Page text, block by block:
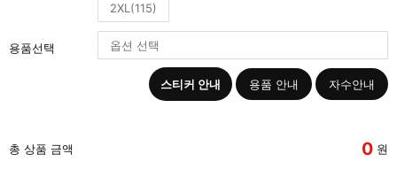
2XL(115)
용품선택
스티커 안내 용품 안내 자수안내
총 상품 금액 0 원